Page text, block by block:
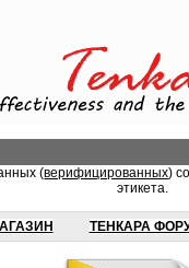
(верифицированных)
этикета.
ТЕНКАРА